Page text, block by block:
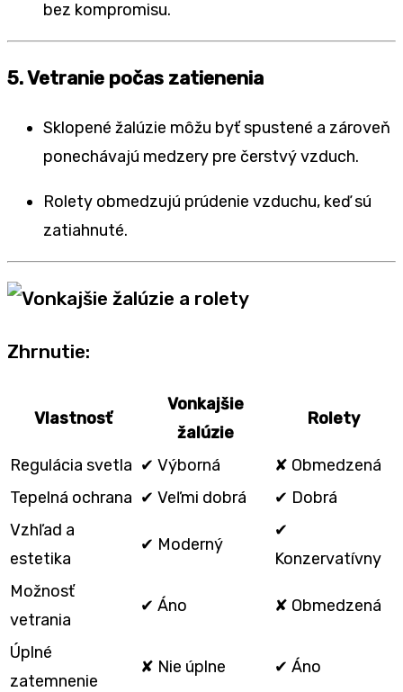
bez kompromisu.
5. Vetranie počas zatienenia
Sklopené žalúzie môžu byť spustené a zároveň
ponechávajú medzery pre čerstvý vzduch.
Rolety obmedzujú prúdenie vzduchu, keď sú
zatiahnuté.
Zhrnutie:
Vlastnosť
Vonkajšie
žalúzie
Rolety
Regulácia svetla ✔ Výborná
✘ Obmedzená
Tepelná ochrana ✔ Veľmi dobrá
✔ Dobrá
Vzhľad a
estetika
✔ Moderný
✔
Konzervatívny
Možnosť
vetrania
✔ Áno ✘ Obmedzená
Úplné
zatemnenie
✘ Nie úplne ✔ Áno